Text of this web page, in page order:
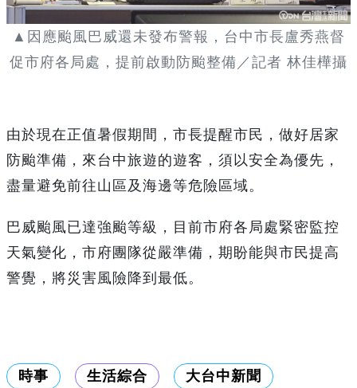
▲因應颱風巴威還未發布警報，台中市長盧秀燕督
促市府各局處，提前啟動防颱整備／記者 林佳樺攝
由於現在正值暑假期間，市長提醒市民，做好居家
防颱準備，來台中旅遊的遊客，須以安全為優先，
盡量避免前往山區及海邊等危險區域。
巴威颱風已達強颱等級，目前市府各局處緊密監控
天氣變化，市府團隊從嚴準備，期盼能與市民提高
警覺，將災害風險降到最低。
時事 生活綜合 大台中新聞